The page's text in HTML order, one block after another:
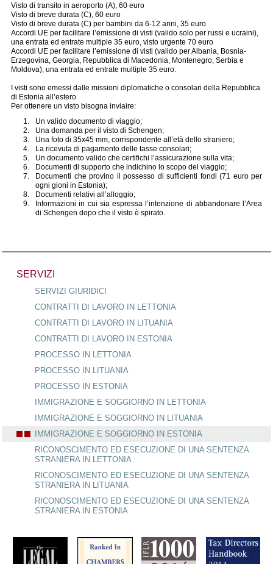
Visto di transito in aeroporto (A), 60 euro
Visto di breve durata (C), 60 euro
Visto di breve durata (C) per bambini da 6-12 anni, 35 euro
Accordi UE per facilitare l’emissione di visti (valido solo per russi e ucraini),
una entrata ed entrate multiple 35 euro, visto urgente 70 euro
Accordi UE per facilitare l’emissione di visti (valido per Albania, Bosnia-
Erzegovina, Georgia, Repubblica di Macedonia, Montenegro, Serbia e
Moldova), una entrata ed entrate multiple 35 euro.
I visti sono emessi dalle missioni diplomatiche o consolari della Repubblica
di Estonia all’estero
Per ottenere un visto bisogna inviaire:
Un valido documento di viaggio;
Una domanda per il visto di Schengen;
Una foto di 35x45 mm, corrispondente all’età dello straniero;
La ricevuta di pagamento delle tasse consolari;
Un documento valido che certifichi l’assicurazione sulla vita;
Documenti di supporto che indichino lo scopo del viaggio;
Documenti che provino il possesso di sufficienti fondi (71 euro per
ogni gioni in Estonia);
Documenti relativi all’alloggio;
Informazioni in cui sia espressa l’intenzione di abbandonare l’Area
di Schengen dopo che il visto è spirato.
SERVIZI
SERVIZI GIURIDICI
CONTRATTI DI LAVORO IN LETTONIA
CONTRATTI DI LAVORO IN LITUANIA
CONTRATTI DI LAVORO IN ESTONIA
PROCESSO IN LETTONIA
PROCESSO IN LITUANIA
PROCESSO IN ESTONIA
IMMIGRAZIONE E SOGGIORNO IN LETTONIA
IMMIGRAZIONE E SOGGIORNO IN LITUANIA
IMMIGRAZIONE E SOGGIORNO IN ESTONIA
RICONOSCIMENTO ED ESECUZIONE DI UNA SENTENZA
STRANIERA IN LETTONIA
RICONOSCIMENTO ED ESECUZIONE DI UNA SENTENZA
STRANIERA IN LITUANIA
RICONOSCIMENTO ED ESECUZIONE DI UNA SENTENZA
STRANIERA IN ESTONIA